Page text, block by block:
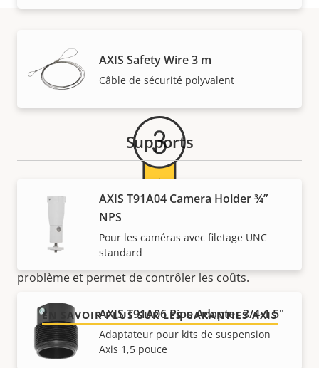
AXIS Safety Wire 3 m
Câble de sécurité polyvalent
Supports
AXIS T91A04 Camera Holder ¾”
NPS
Pour les caméras avec filetage UNC
standard
AXIS T91A06 Pipe Adapter 3/4-1.5"
Adaptateur pour kits de suspension
Axis 1,5 pouce
Garantie
Pour la tranquillité d'esprit
Notre garantie de 3 ans offre la propriété sans
problème et permet de contrôler les coûts.
EN SAVOIR PLUS SUR LES GARANTIES AXIS